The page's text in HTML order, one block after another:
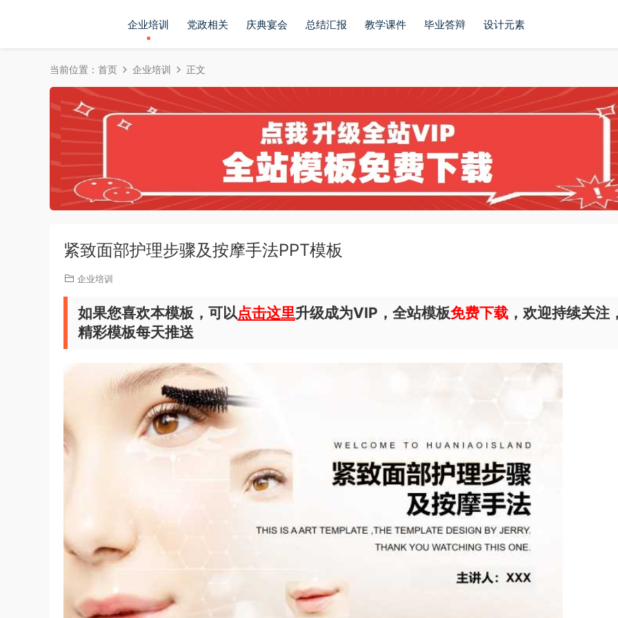
企业培训 党政相关 庆典宴会 总结汇报 教学课件 毕业答辩 设计元素
当前位置： 首页 企业培训 正文
紧致面部护理步骤及按摩手法PPT模板
企业培训
如果您喜欢本模板，可以点击这里升级成为VIP，全站模板免费下载 ，欢迎持续关注
精彩模板每天推送